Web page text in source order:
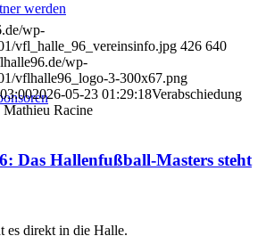
werden
wp-
vfl_halle_96_vereinsinfo.jpg 426 640
wp-
vflhalle96_logo-3-300x67.png
2026-05-23 01:29:18Verabschiedung
Mathieu Racine
Das Hallenfußball-Masters steht
es direkt in die Halle.